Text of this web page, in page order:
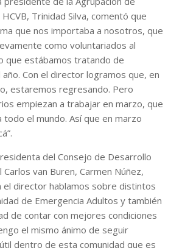
Trinidad Silva, comentó que
que nos importaba a nosotros, que
como voluntariados al
que estábamos tratando de
Con el director logramos que, en
estaremos regresando. Pero
empiezan a trabajar en marzo, que
el mundo. Así que en marzo
del Consejo de Desarrollo
van Buren, Carmen Núñez,
el director hablamos sobre distintos
de Emergencia Adultos y también
de contar con mejores condiciones
el mismo ánimo de seguir
dentro de esta comunidad que es